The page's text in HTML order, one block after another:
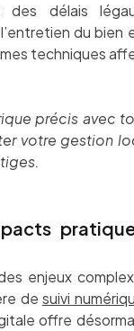
délais
du bien
techniques
précis avec
votre gestion
enjeux
de suivi
offre